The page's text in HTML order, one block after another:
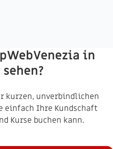
in
kurzen, unverbindlichen
einfach Ihre Kundschaft
Kurse buchen kann.